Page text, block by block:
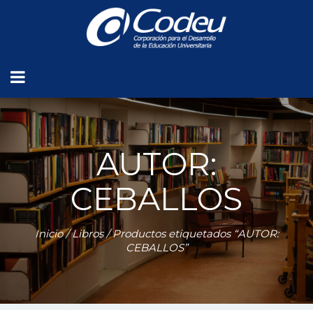
AUTOR:
CEBALLOS
Inicio/Libros/ Productos etiquetados “AUTOR:
CEBALLOS”